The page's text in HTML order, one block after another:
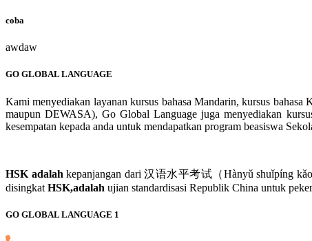
coba
awdaw
GO GLOBAL LANGUAGE
Kami menyediakan layanan kursus bahasa Mandarin, kursus
maupun DEWASA), Go Global Language juga menyediakan
kesempatan kepada anda untuk mendapatkan program beasiswa
HSK adalah kepanjangan dari 汉语水平考试（Hànyǔ shuǐpíng
disingkat HSK,adalah ujian standardisasi Republik China untuk
GO GLOBAL LANGUAGE 1